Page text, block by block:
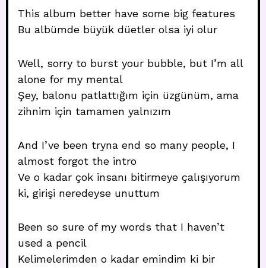
This album better have some big features
Bu albümde büyük düetler olsa iyi olur
Well, sorry to burst your bubble, but I’m all
alone for my mental
Şey, balonu patlattığım için üzgünüm, ama
zihnim için tamamen yalnızım
And I’ve been tryna end so many people, I
almost forgot the intro
Ve o kadar çok insanı bitirmeye çalışıyorum
ki, girişi neredeyse unuttum
Been so sure of my words that I haven’t
used a pencil
Kelimelerimden o kadar emindim ki bir